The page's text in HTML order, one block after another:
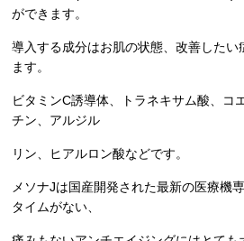
ができます。
導入する成分はお肌の状態、改善したい
ます。
ビタミンC誘導体、トラネキサム酸、コ
チン、アルジル
リン、ヒアルロン酸などです。
メソナJは国産開発された最新の医療機
タイムがない、